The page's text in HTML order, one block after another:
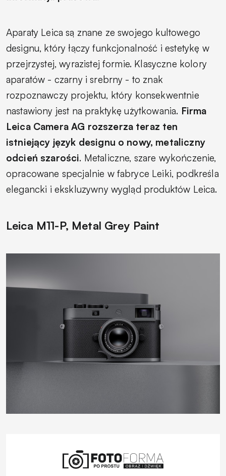
Aparaty Leica są znane ze swojego kultowego
designu, który łączy funkcjonalność i estetykę w
przejrzystej, wyrazistej formie. Klasyczne kolory
aparatów - czarny i srebrny - to znak
rozpoznawczy projektu, który konsekwentnie
nastawiony jest na praktykę użytkowania. Firma
Leica Camera AG rozszerza teraz ten
istniejący język designu o nowy, metaliczny
odcień szarości. Metaliczne, szare wykończenie,
opracowane specjalnie w fabryce Leiki, podkreśla
elegancki i ekskluzywny wygląd produktów Leica.
Leica M11-P, Metal Grey Paint